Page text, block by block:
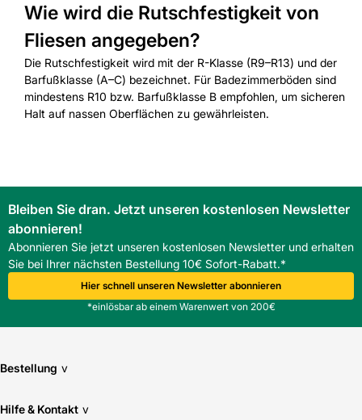
Wie wird die Rutschfestigkeit von
Fliesen angegeben?
Die Rutschfestigkeit wird mit der R-Klasse (R9–R13) und der
Barfußklasse (A–C) bezeichnet. Für Badezimmerböden sind
mindestens R10 bzw. Barfußklasse B empfohlen, um sicheren
Halt auf nassen Oberflächen zu gewährleisten.
Bleiben Sie dran. Jetzt unseren kostenlosen Newsletter
abonnieren!
Abonnieren Sie jetzt unseren kostenlosen Newsletter und erhalten
Sie bei Ihrer nächsten Bestellung 10€ Sofort-Rabatt.*
Hier schnell unseren Newsletter abonnieren
*einlösbar ab einem Warenwert von 200€
Bestellung v
Hilfe & Kontakt v